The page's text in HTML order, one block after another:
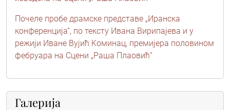
Почеле пробе драмске представе „Иранска
конференција”, по тексту Ивана Вирипајева и у
режији Иване Вујић Kоминац, премијера половином
фебруара на Сцени „Раша Плаовић”
Галерија